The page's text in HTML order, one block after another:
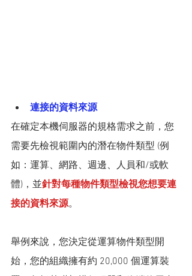
連接的資料來源
在確定本機伺服器的規格需求之前，您
需要先檢視範圍內的潛在物件類型 (例
如：運算、網路、週邊、人員和/或軟
體)，並針對每種物件類型檢視您想要連
接的資料來源。
舉例來說，您決定從運算物件類型開
始，您的組織擁有約 20,000 個運算裝